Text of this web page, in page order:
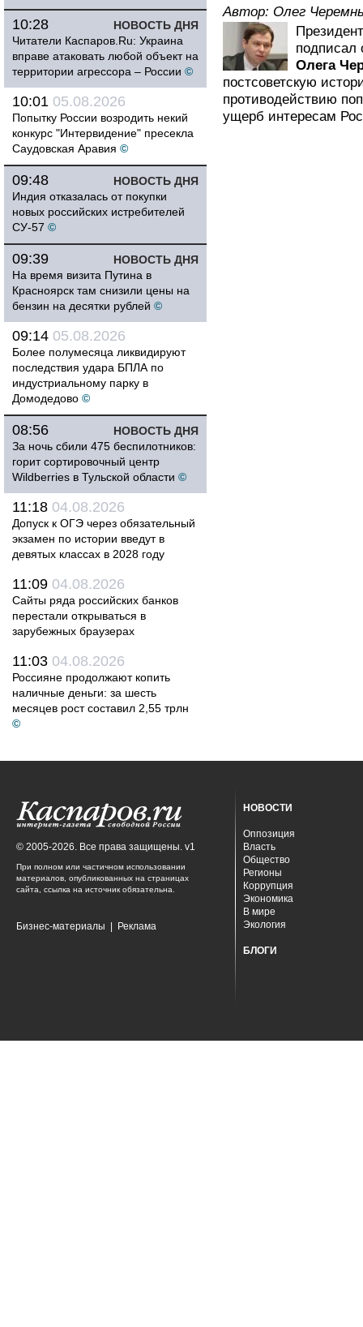
НОВОСТЬ ДНЯ
10:28
Читатели Каспаров.Ru: Украина
вправе атаковать любой объект на
территории агрессора – России ©
10:01 05.08.2026
Попытку России возродить некий
конкурс "Интервидение" пресекла
Саудовская Аравия ©
НОВОСТЬ ДНЯ
09:48
Индия отказалась от покупки
новых российских истребителей
СУ-57 ©
НОВОСТЬ ДНЯ
09:39
На время визита Путина в
Красноярск там снизили цены на
бензин на десятки рублей ©
09:14 05.08.2026
Более полумесяца ликвидируют
последствия удара БПЛА по
индустриальному парку в
Домодедово ©
НОВОСТЬ ДНЯ
08:56
За ночь сбили 475 беспилотников:
горит сортировочный центр
Wildberries в Тульской области ©
11:18 04.08.2026
Допуск к ОГЭ через обязательный
экзамен по истории введут в
девятых классах в 2028 году
11:09 04.08.2026
Сайты ряда российских банков
перестали открываться в
зарубежных браузерах
11:03 04.08.2026
Россияне продолжают копить
наличные деньги: за шесть
месяцев рост составил 2,55 трлн
©
Автор: Олег
Олега
постсоветскую
противодействию
ущерб интересам
© 2005-2026. Все права защищены. v1
При полном или частичном использовании
материалов, опубликованных на страницах
сайта, ссылка на источник обязательна.
Бизнес-материалы Реклама
НОВОСТИ
Оппозиция
Власть
Общество
Регионы
Коррупция
Экономика
В мире
Экология
БЛОГИ